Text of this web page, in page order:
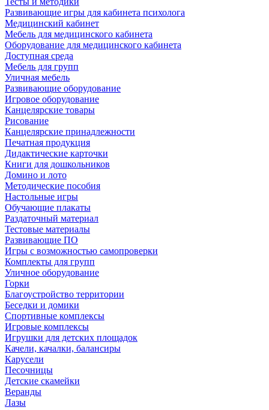
Развивающие игры для кабинета психолога
Медицинский кабинет
Мебель для медицинского кабинета
Оборудование для медицинского кабинета
Доступная среда
Мебель для групп
Уличная мебель
Развивающие оборудование
Игровое оборудование
Канцелярские товары
Рисование
Канцелярские принадлежности
Печатная продукция
Дидактические карточки
Книги для дошкольников
Домино и лото
Методические пособия
Настольные игры
Обучающие плакаты
Раздаточный материал
Тестовые материалы
Развивающие ПО
Игры с возможностью самопроверки
Комплекты для групп
Уличное оборудование
Горки
Благоустройство территории
Беседки и домики
Спортивные комплексы
Игровые комплексы
Игрушки для детских площадок
Качели, качалки, балансиры
Карусели
Песочницы
Детские скамейки
Веранды
Лазы